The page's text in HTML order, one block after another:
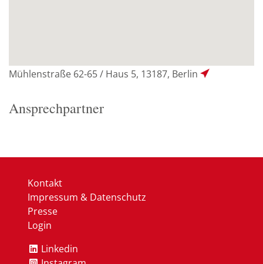
Mühlenstraße 62-65 / Haus 5, 13187, Berlin
Ansprechpartner
Kontakt
Impressum & Datenschutz
Presse
Login
Linkedin